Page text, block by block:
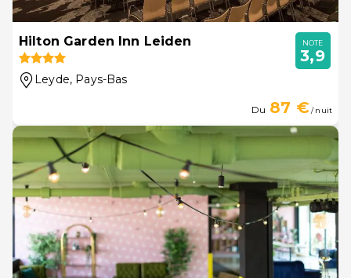
Hilton Garden Inn Leiden
Leyde, Pays-Bas
NOTE
3,9
Du 87 €/ nuit